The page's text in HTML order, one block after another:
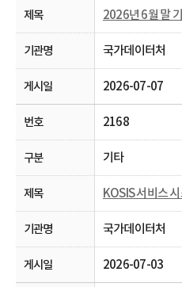
국가데이터처
2026-07-07
2168
기타
KOSIS 서비스
국가데이터처
2026-07-03